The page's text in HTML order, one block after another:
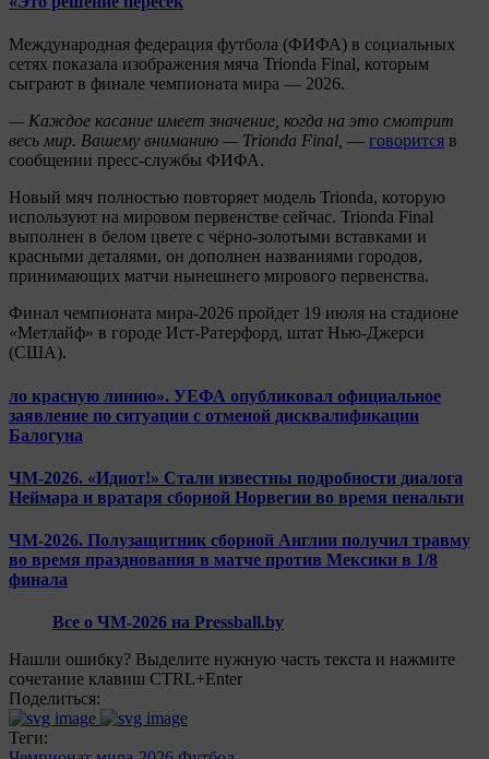
Международная федерация футбола (ФИФА) в социальных
сетях показала изображения мяча Trionda Final, которым
сыграют в финале чемпионата мира — 2026.
— Каждое касание имеет значение, когда на это смотрит
весь мир. Вашему вниманию — Trionda Final, — говорится в
сообщении пресс-службы ФИФА.
Новый мяч полностью повторяет модель Trionda, которую
используют на мировом первенстве сейчас. Trionda Final
выполнен в белом цвете с чёрно-золотыми вставками и
красными деталями, он дополнен названиями городов,
принимающих матчи нынешнего мирового первенства.
Финал чемпионата мира-2026 пройдет 19 июля на стадионе
«Метлайф» в городе Ист-Ратерфорд, штат Нью-Джерси
(США).
ло красную линию». УЕФА опубликовал официальное
заявление по ситуации с отменой дисквалификации
Балогуна
ЧМ-2026. «Идиот!» Стали известны подробности диалога
Неймара и вратаря сборной Норвегии во время пенальти
ЧМ-2026. Полузащитник сборной Англии получил травму
во время празднования в матче против Мексики в 1/8
финала
Все о ЧМ-2026 на Pressball.by
Нашли ошибку? Выделите нужную часть текста и нажмите
сочетание клавиш CTRL+Enter
Поделиться:
Теги: